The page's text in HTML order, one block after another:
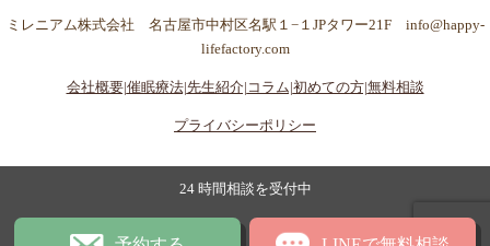
ミレニアム株式会社 名古屋市中村区名駅１−１JPタワー21F info@happy-
lifefactory.com
会社概要|催眠療法|先生紹介| コラム|初めての方|無料相談
プライバシーポリシー
24 時間相談を受付中